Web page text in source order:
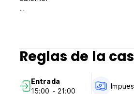
Política de cancelación: 72h
estadía.
Echa un vistazo antes de las
Reglas de la
Entrada
15:00 - 21:00